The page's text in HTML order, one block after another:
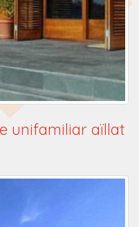
unifamiliar aïllat